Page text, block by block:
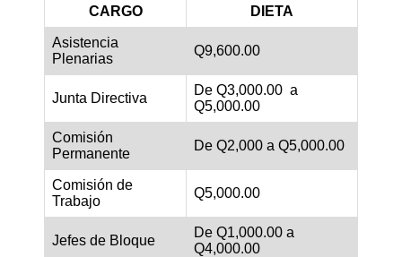
CARGO DIETA
Asistencia
Plenarias
Q9,600.00
Junta Directiva
De Q3,000.00 a
Q5,000.00
Comisión
Permanente
De Q2,000 a Q5,000.00
Comisión de
Trabajo
Q5,000.00
Jefes de Bloque
De Q1,000.00 a
Q4,000.00